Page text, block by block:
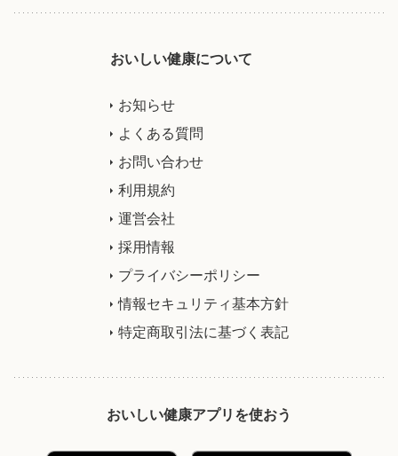
おいしい健康について
お知らせ
よくある質問
お問い合わせ
利用規約
運営会社
採用情報
プライバシーポリシー
情報セキュリティ基本方針
特定商取引法に基づく表記
おいしい健康アプリを使おう